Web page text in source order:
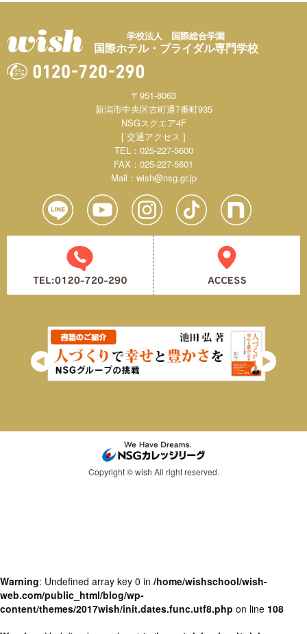
学校法人 国際総合学園
国際ホテル・ブライダル専門学校
〒951-8063
新潟市中央区古町通7番町935
NSGスクエア4F
[ 交通アクセス ]
TEL：025-227-5600
FAX：025-227-5601
Mail： wish@nsg.gr.jp
Copyright © wish All right reserved.
Warning: Undefined array key 0 in /home/wishschool/wish-
web.com/public_html/blog/wp-
content/themes/2017wish/init.dates.func.utf8.php on line 108